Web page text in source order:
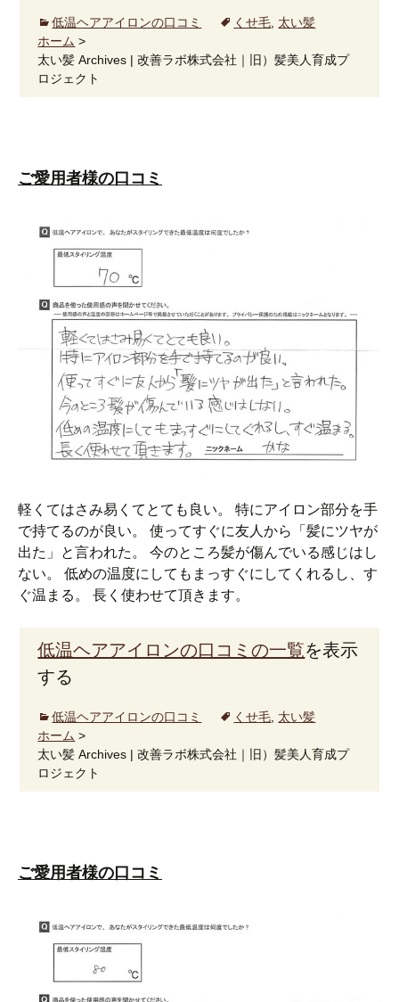
低温ヘアアイロンの口コミ くせ毛 太い髪
ホーム >
太い髪 Archives | 改善ラボ株式会社｜旧）髪美人育成プ
ロジェクト
ご愛用者様の口コミ
軽くてはさみ易くてとても良い。 特にアイロン部分を手
で持てるのが良い。 使ってすぐに友人から「髪にツヤが
出た」と言われた。 今のところ髪が傷んでいる感じはし
ない。 低めの温度にしてもまっすぐにしてくれるし、す
ぐ温まる。 長く使わせて頂きます。
低温ヘアアイロンの口コミの一覧を表示
する
低温ヘアアイロンの口コミ くせ毛, 太い髪
ホーム >
太い髪 Archives | 改善ラボ株式会社｜旧）髪美人育成プ
ロジェクト
ご愛用者様の口コミ